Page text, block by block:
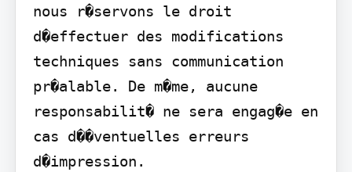
nous r�servons le droit
d�effectuer des modifications
techniques sans communication
pr�alable. De m�me, aucune
responsabilit� ne sera engag�e en
cas d��ventuelles erreurs
d�impression.